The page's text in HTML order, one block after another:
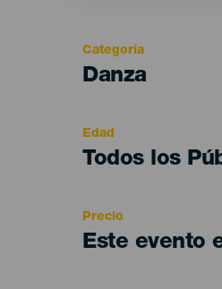
Categoría
Categoría
Danza
Edad
Edad
Todos los
Precio
Este evento